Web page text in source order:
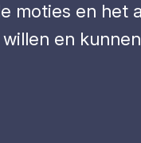
moties en het
en